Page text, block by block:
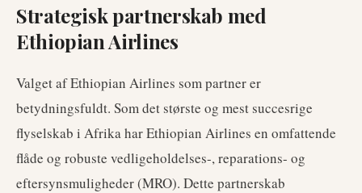
Strategisk partnerskab med
Ethiopian Airlines
Valget af Ethiopian Airlines som partner er
betydningsfuldt. Som det største og mest succesrige
flyselskab i Afrika har Ethiopian Airlines en omfattende
flåde og robuste vedligeholdelses-, reparations- og
eftersynsmuligheder (MRO). Dette partnerskab